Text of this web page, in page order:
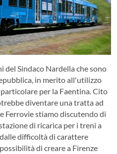
del Sindaco Nardella che sono
in merito all'utilizzo
per la Faentina. Cito
diventare una tratta ad
Ferrovie stiamo discutendo di
di ricarica per i treni a
difficoltà di carattere
di creare a Firenze